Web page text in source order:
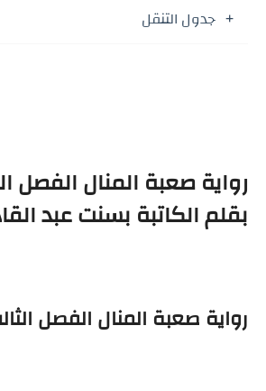
جدول التنقل
رواية صعبة المنال الفصل
بقلم الكاتبة بسنت عبد
رواية صعبة المنال الفصل